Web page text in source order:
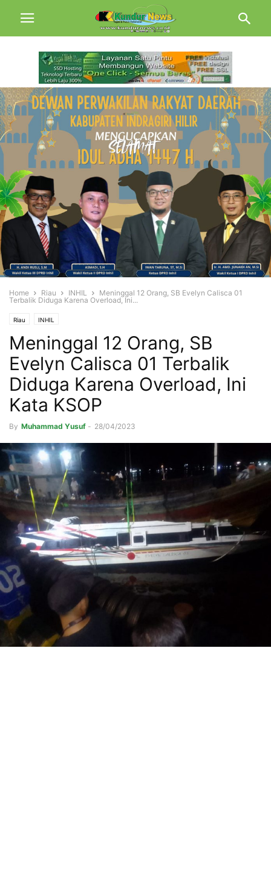
Home Riau INHIL
Meninggal 12 Orang, SB Evelyn Calisca 01
Terbalik Diduga Karena Overload, Ini...
Riau INHIL
Meninggal 12 Orang, SB
Evelyn Calisca 01 Terbalik
Diduga Karena Overload, Ini
Kata KSOP
By Muhammad Yusuf - 28/04/2023